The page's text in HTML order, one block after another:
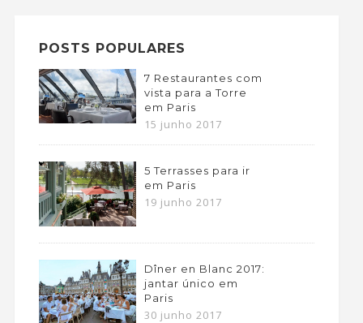
POSTS POPULARES
7 Restaurantes com
vista para a Torre
em Paris
15 junho 2017
5 Terrasses para ir
em Paris
19 junho 2017
Dîner en Blanc 2017:
jantar único em
Paris
30 junho 2017